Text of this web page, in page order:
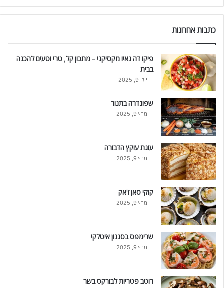
כתבות אחרונות
פיקו דה גאיו מקסיקני – מתכון קל, טרי וטעים להכנה
בבית
יולי 9, 2025
שפונדרה בתנור
מרץ 9, 2025
עוגת עוקץ הדבורה
מרץ 9, 2025
קוקי סאן ז'אק
מרץ 9, 2025
שרימפס בסגנון איטלקי
מרץ 9, 2025
רוטב פטריות לבורקס בשר